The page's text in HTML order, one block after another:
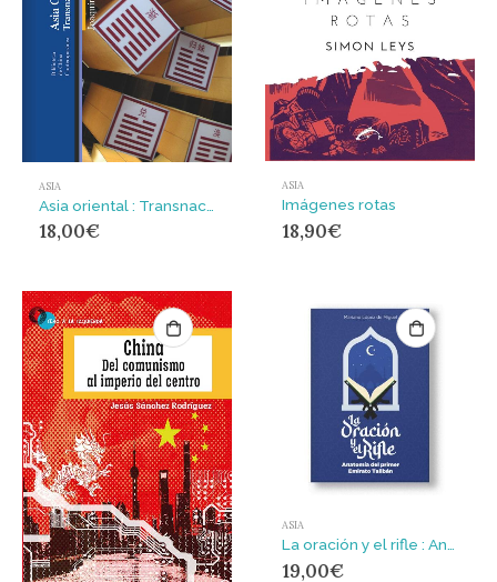
ASIA
18,00€
ASIA
Imágenes rotas
18,90€
ASIA
19,00€